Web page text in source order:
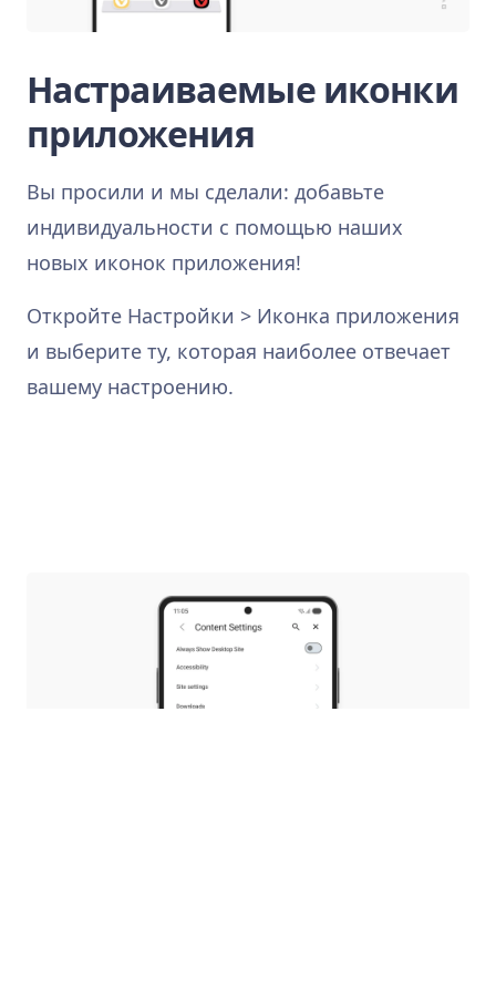
Настраиваемые иконки
приложения
Вы просили и мы сделали: добавьте
индивидуальности с помощью наших
новых иконок приложения!
Откройте Настройки > Иконка приложения
и выберите ту, которая наиболее отвечает
вашему настроению.